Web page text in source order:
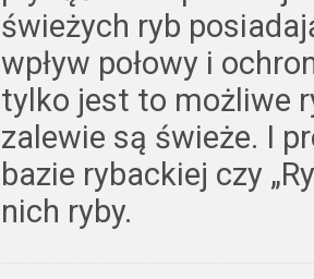
świeżych ryb
wpływ połowy i
tylko jest to możliwe
zalewie są świeże. I
bazie rybackiej czy
nich ryby.